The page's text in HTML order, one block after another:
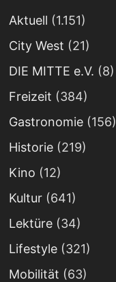
Aktuell (1.151)
City West (21)
DIE MITTE e.V. (8)
Freizeit (384)
Gastronomie(156)
Historie(219)
Kino (12)
Kultur(641)
Lektüre(34)
Lifestyle(321)
Mobilität (63)